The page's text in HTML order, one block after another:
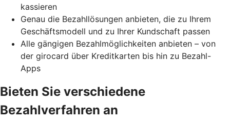
kassieren
Genau die Bezahllösungen anbieten, die zu Ihrem
Geschäftsmodell und zu Ihrer Kundschaft passen
Alle gängigen Bezahlmöglichkeiten anbieten – von
der girocard über Kreditkarten bis hin zu Bezahl-
Apps
Bieten Sie verschiedene
Bezahlverfahren an